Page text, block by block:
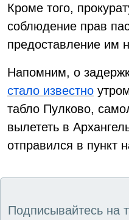
Кроме того,
соблюдение прав
предоставление им
Напомним, о
стало известно
табло Пулково,
вылететь в
отправился в пункт
Подписывайтесь на